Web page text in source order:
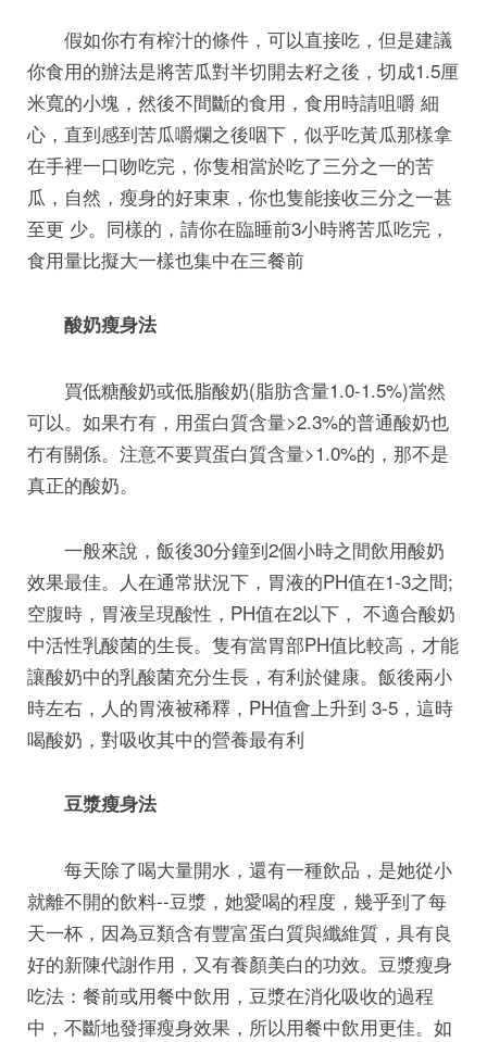
假如你冇有榨汁的條件，可以直接吃，但是建議
你食用的辦法是將苦瓜對半切開去籽之後，切成1.5厘
米寬的小塊，然後不間斷的食用，食用時請咀嚼 細
心，直到感到苦瓜嚼爛之後咽下，似乎吃黃瓜那樣拿
在手裡一口吻吃完，你隻相當於吃了三分之一的苦
瓜，自然，瘦身的好東東，你也隻能接收三分之一甚
至更 少。同樣的，請你在臨睡前3小時將苦瓜吃完，
食用量比擬大一樣也集中在三餐前
酸奶瘦身法
買低糖酸奶或低脂酸奶(脂肪含量1.0-1.5%)當然
可以。如果冇有，用蛋白質含量>2.3%的普通酸奶也
冇有關係。注意不要買蛋白質含量>1.0%的，那不是
真正的酸奶。
一般來說，飯後30分鐘到2個小時之間飲用酸奶
效果最佳。人在通常狀況下，胃液的PH值在1-3之間;
空腹時，胃液呈現酸性，PH值在2以下， 不適合酸奶
中活性乳酸菌的生長。隻有當胃部PH值比較高，才能
讓酸奶中的乳酸菌充分生長，有利於健康。飯後兩小
時左右，人的胃液被稀釋，PH值會上升到 3-5，這時
喝酸奶，對吸收其中的營養最有利
豆漿瘦身法
每天除了喝大量開水，還有一種飲品，是她從小
就離不開的飲料--豆漿，她愛喝的程度，幾乎到了每
天一杯，因為豆類含有豐富蛋白質與纖維質，具有良
好的新陳代謝作用，又有養顏美白的功效。豆漿瘦身
吃法：餐前或用餐中飲用，豆漿在消化吸收的過程
中，不斷地發揮瘦身效果，所以用餐中飲用更佳。如